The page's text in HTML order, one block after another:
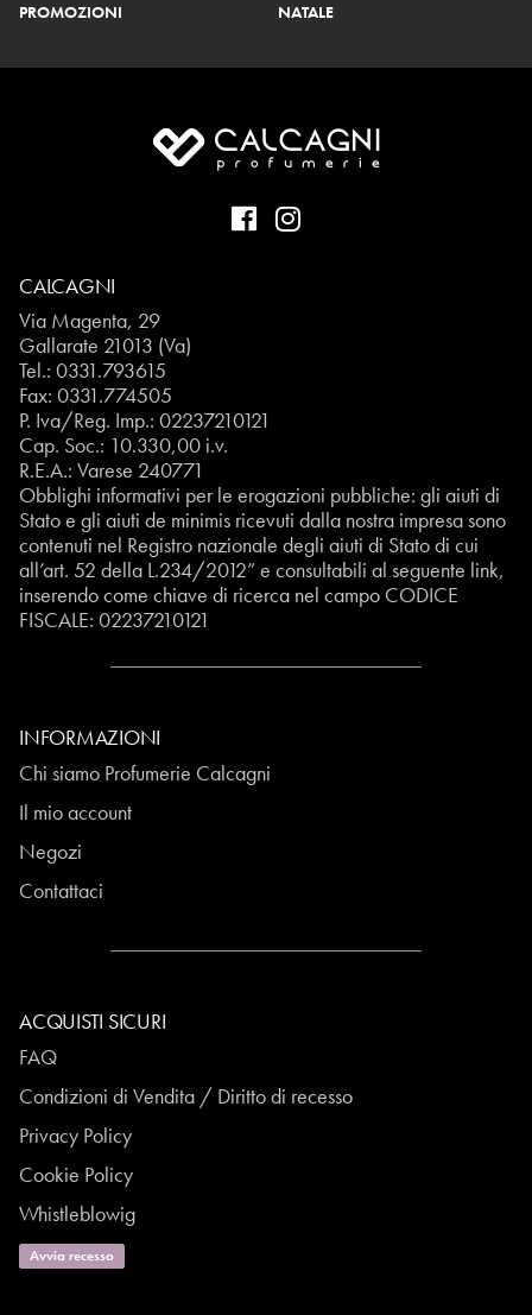
PROMOZIONI NATALE
CALCAGNI
Via Magenta, 29
Gallarate 21013 (Va)
Tel.: 0331.793615
Fax: 0331.774505
P. Iva/Reg. Imp.: 02237210121
Cap. Soc.: 10.330,00 i.v.
R.E.A.: Varese 240771
Obblighi informativi per le erogazioni pubbliche: gli aiuti di
Stato e gli aiuti de minimis ricevuti dalla nostra impresa sono
contenuti nel Registro nazionale degli aiuti di Stato di cui
all’art. 52 della L.234/2012” e consultabili al seguente link,
inserendo come chiave di ricerca nel campo CODICE
FISCALE: 02237210121
INFORMAZIONI
Chi siamo Profumerie Calcagni
Il mio account
Negozi
Contattaci
ACQUISTI SICURI
FAQ
Condizioni di Vendita / Diritto di recesso
Privacy Policy
Cookie Policy
Whistleblowig
Avvia recesso